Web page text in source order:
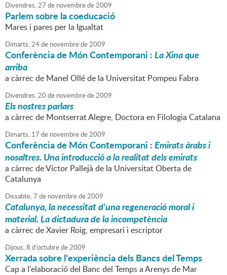
Divendres,27 de novembrede2009
Parlem sobre la coeducació
Mares i pares per la Igualtat
Dimarts,24de novembrede2009
Conferència de Món Contemporani :La Xina que
arriba
a càrrec de Manel Ollé de la Universitat Pompeu Fabra
Divendres,20 de novembrede2009
Els nostres parlars
a càrrec de Montserrat Alegre, Doctora en Filologia Catalana
Dimarts, 17 de novembrede2009
Conferència de Món Contemporani :Emirats àrabs i
nosaltres. Una introducció a la realitat dels emirats
a càrrec de Víctor Pallejà de la Universitat Oberta de
Catalunya
Dissabte,7 de novembrede2009
Catalunya, la necessitat d'una regeneració moral i
material. La dictadura de la incompetència
a càrrec de Xavier Roig, empresari i escriptor
Dijous,8 d'octubrede2009
Xerrada sobre l'experiència dels Bancs del Temps
Cap a l'elaboració del Banc del Temps a Arenys de Mar